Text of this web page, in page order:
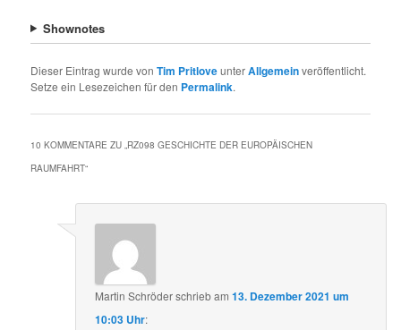
Shownotes
Dieser Eintrag wurde vonTim PritloveunterAllgemeinveröffentlicht.
Setze ein Lesezeichen für den Permalink.
10 KOMMENTARE ZU „RZ098 GESCHICHTE DER EUROPÄISCHEN
RAUMFAHRT“
Martin Schröderschriebam13. Dezember 2021 um
10:03 Uhr: